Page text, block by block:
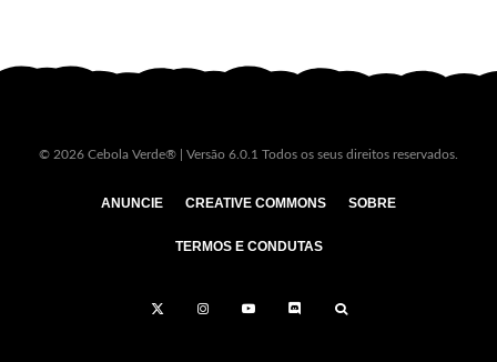
© 2026 Cebola Verde® | Versão 6.0.1 Todos os seus direitos reservados.
ANUNCIE CREATIVE COMMONS SOBRE
TERMOS E CONDUTAS